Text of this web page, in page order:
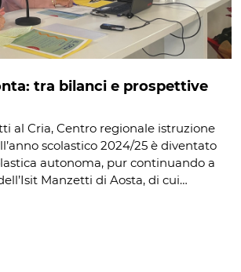
tra bilanci e prospettive
al Cria, Centro regionale istruzione
scolastico 2024/25 è diventato
autonoma, pur continuando a
Manzetti di Aosta, di cui…